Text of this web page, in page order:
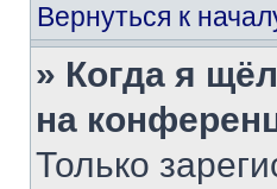
Вернуться к
» Когда я
на
Только